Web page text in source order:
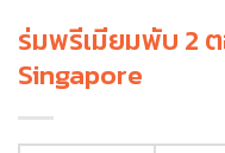
ร่มพรีเมียมพับ 2
Singapore